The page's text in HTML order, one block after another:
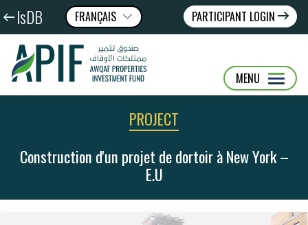
IsDB
FRANÇAIS
ENGLISH
عربى
PARTICIPANT LOGIN
MENU
PROJECT
Construction d'un projet de dortoir à New York –
E.U